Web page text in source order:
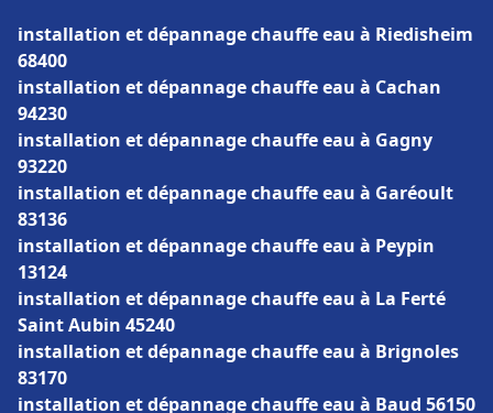
installation et dépannage chauffe eau à Riedisheim
68400
installation et dépannage chauffe eau à Cachan
94230
installation et dépannage chauffe eau à Gagny
93220
installation et dépannage chauffe eau à Garéoult
83136
installation et dépannage chauffe eau à Peypin
13124
installation et dépannage chauffe eau à La Ferté
Saint Aubin 45240
installation et dépannage chauffe eau à Brignoles
83170
installation et dépannage chauffe eau à Baud 56150